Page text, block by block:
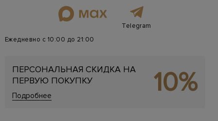
Telegram
Ежедневно с 10:00 до 21:00
ПЕРСОНАЛЬНАЯ СКИДКА НА
ПЕРВУЮ ПОКУПКУ
Подробнее 10%